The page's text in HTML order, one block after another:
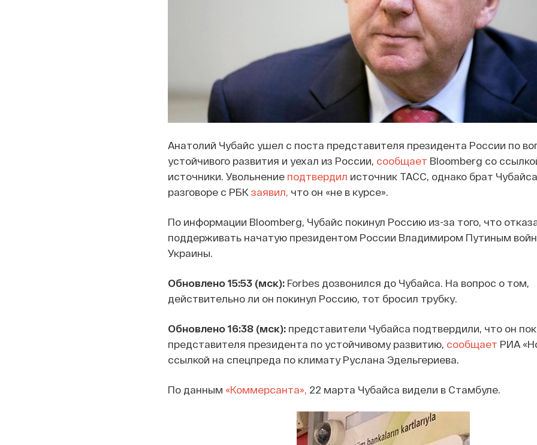
Анатолий Чубайс ушел с поста представителя президента России по
устойчивого развития и уехал из России, сообщает Bloomberg со
источники. Увольнение подтвердил источник ТАСС, однако брат
разговоре с РБК заявил, что он «не в курсе».
По информации Bloomberg, Чубайс покинул Россию из-за того, что
поддерживать начатую президентом России Владимиром Путиным
Украины.
Обновлено 15:53 (мск):Forbes дозвонился до Чубайса. На вопрос о том,
действительно ли он покинул Россию, тот бросил трубку.
Обновлено 16:38 (мск):представители Чубайса подтвердили, что он
представителя президента по устойчивому развитию, сообщает РИА
ссылкой на спецпреда по климату Руслана Эдельгериева.
По данным «Коммерсанта», 22 марта Чубайса видели в Стамбуле.